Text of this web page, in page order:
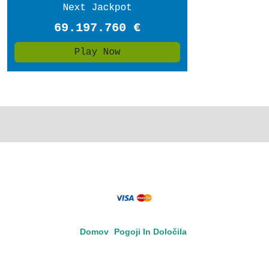
Domov Pogoji In Določila